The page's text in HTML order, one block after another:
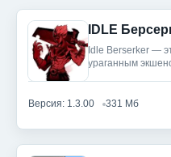
Idle Berserker —
ураганным
Версия: 1.3.00 331 Мб